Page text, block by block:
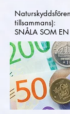
tillsammans):
SNÅLA SOM